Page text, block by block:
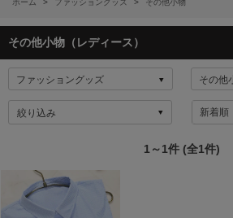
ホーム > ファッショングッズ > その他小物
その他小物（レディース）
絞り込み
1～1件 (全1件)